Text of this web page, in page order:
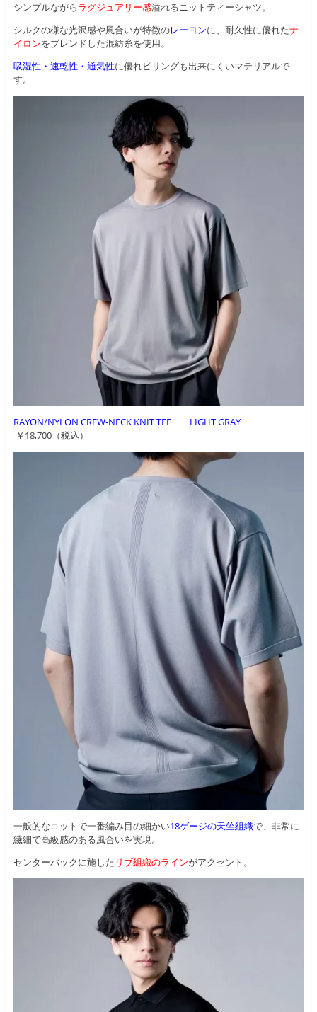
シンプルながらラグジュアリー感溢れるニットティーシャツ。
シルクの様な光沢感や風合いが特徴のレーヨンに、耐久性に優れたナ
イロンをブレンドした混紡糸を使用。
吸湿性・速乾性・通気性に優れピリングも出来にくいマテリアルで
す。
RAYON/NYLON CREW-NECK KNIT TEE LIGHT GRAY
￥18,700（税込）
一般的なニットで一番編み目の細かい18ゲージの天竺組織で、非常に
繊細で高級感のある風合いを実現。
センターバックに施した リブ組織のラインがアクセント。